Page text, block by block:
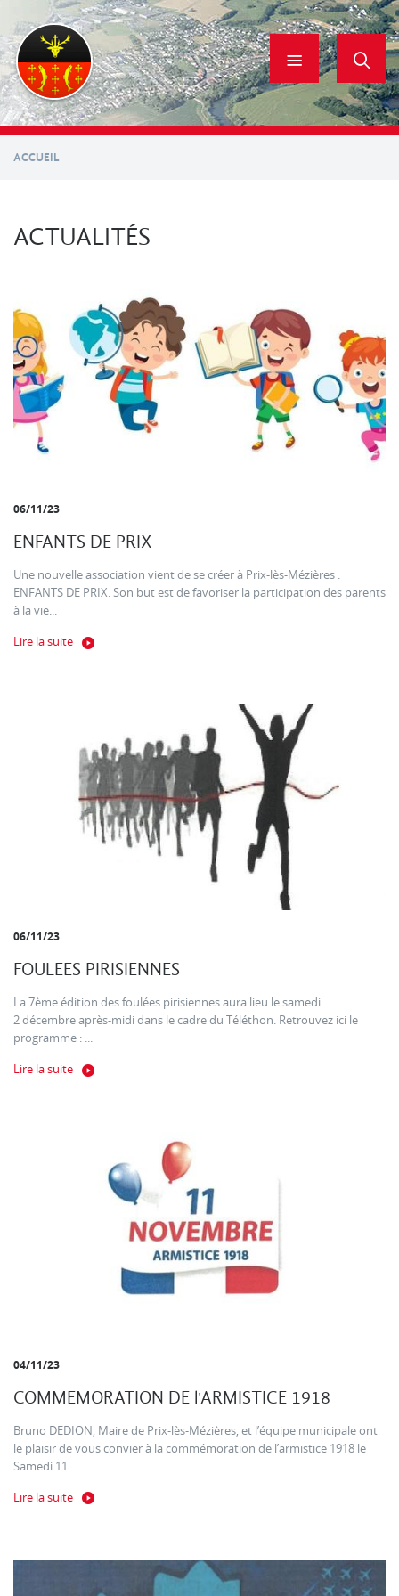
contenu
principal
ACCUEIL
ACTUALITÉS
06/11/23
ENFANTS DE PRIX
Une nouvelle association vient de se créer à Prix-lès-Mézières :
ENFANTS DE PRIX. Son but est de favoriser la participation des parents
à la vie...
Lire la suite
06/11/23
FOULEES PIRISIENNES
La 7ème édition des foulées pirisiennes aura lieu le samedi
2 décembre après-midi dans le cadre du Téléthon. Retrouvez ici le
programme : ...
Lire la suite
04/11/23
COMMEMORATION DE l'ARMISTICE 1918
Bruno DEDION, Maire de Prix-lès-Mézières, et l’équipe municipale ont
le plaisir de vous convier à la commémoration de l’armistice 1918 le
Samedi 11...
Lire la suite